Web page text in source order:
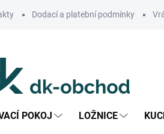
Dodací a platební podmínky
POKOJ LOŽNICE